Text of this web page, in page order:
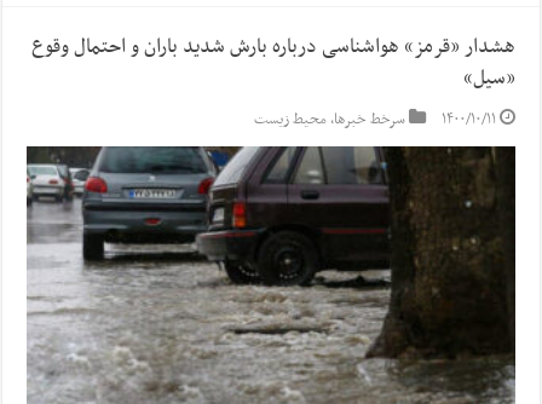
هشدار «قرمز» هواشناسی درباره بارش شدید باران و احتمال وقوع
«سیل»
۱۴۰۰/۱۰/۱۱ سرخط خبرها,محیط زیست